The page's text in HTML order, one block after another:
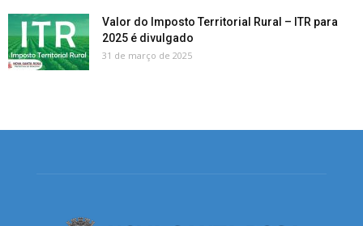
Valor do Imposto Territorial Rural – ITR para
2025 é divulgado
31 de março de 2025